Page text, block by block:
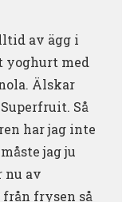
av ägg i
yoghurt med
Älskar
Så
har jag inte
jag ju
nu av
från frysen så